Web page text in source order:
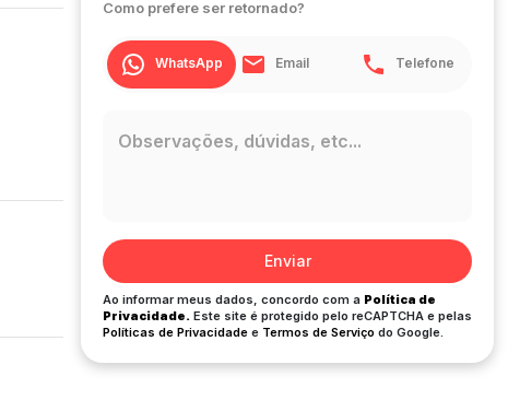
Como prefere ser retornado?
WhatsApp Email Telefone
Enviar
Ao informar meus dados, concordo com a Política de
Privacidade. Este site é protegido pelo reCAPTCHA e pelas
Políticas de Privacidade e Termos de Serviço do Google.